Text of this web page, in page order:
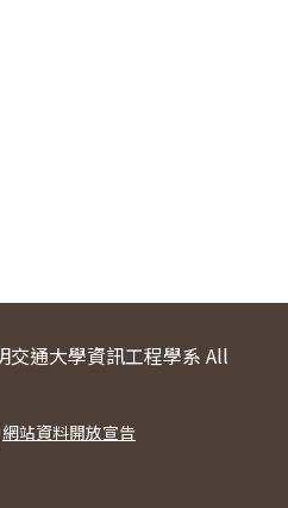
通大學資訊工程學系 All
網站資料開放宣告